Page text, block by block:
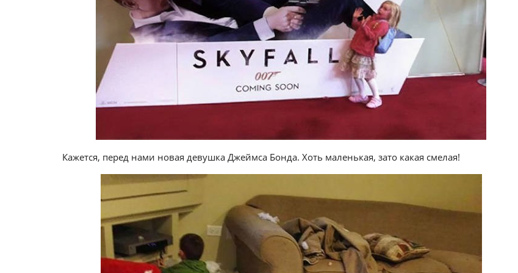
Кажется, перед нами новая девушка Джеймса Бонда. Хоть маленькая, зато какая смелая!